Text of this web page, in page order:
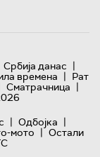
Србија данас |
времена | Рат
Сматрачница |
| Одбојка |
мото | Остали